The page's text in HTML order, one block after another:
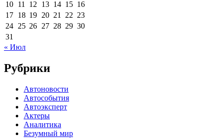
10 11 12 13 14 15 16
17 18 19 20 21 22 23
24 25 26 27 28 29 30
31
« Июл
Рубрики
Автоновости
Автособытия
Автоэксперт
Актеры
Аналитика
Безумный мир